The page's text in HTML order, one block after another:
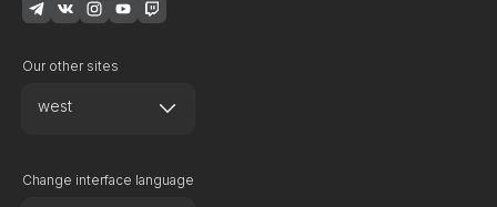
Our other sites
west
Change interface language